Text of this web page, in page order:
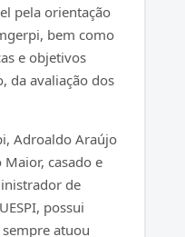
pela orientação
bem como
e objetivos
da avaliação dos
Adroaldo Araújo
Maior, casado e
de
possui
atuou